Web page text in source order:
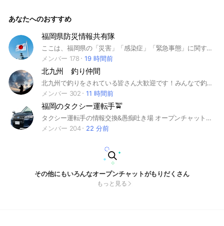
あなたへのおすすめ
福岡県防災情報共有隊
ここは、福岡県の「災害」「感染症」「緊急事態」に関する情報を共有する場です。 「災害」「感染症」「緊急事態」に関する情報で、「情報提供を求めたい時」「多くの人に情報を知って頂きたい時」にここにコメントしてください。 なお、誹謗中傷や営利を目的とする宣伝行為は禁止します。 ※ご意見、ご要望等あれば「#猫隊長」でコメントください。 なお、承認の際の回答は、はいかいいえで答えること。 それ以外の回答をされた方は、削除します。 #武漢ウイルス #福岡 #福岡県 #防災
メンバー 178
19 時間前
北九州 釣り仲間
北九州で釣りをされている皆さん大歓迎です！みんなで釣果や北九州の釣りについてたくさん話しましょう！
メンバー 302
11 時間前
福岡のタクシー運転手🚖
タクシー運転手の情報交換&愚痴吐き場 オープンチャットなので気兼ねなくつぶやいて下さい。 #取り締まり#取締り#ねずみ取り＃タクシー＃福岡＃福交＃三五＃法人＃個人＃タクドラ＃運転手＃乗務員＃運管＃ドライバー
メンバー 204
22 分前
その他にもいろんなオープンチャットがもりだくさん
もっと見る